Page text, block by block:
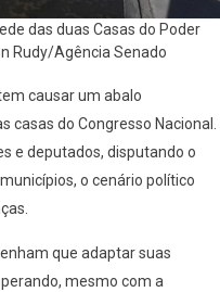
das duas Casas do Poder
Rudy/Agência Senado
causar um abalo
do Congresso Nacional.
e deputados, disputando o
o cenário político
que adaptar suas
mesmo com a